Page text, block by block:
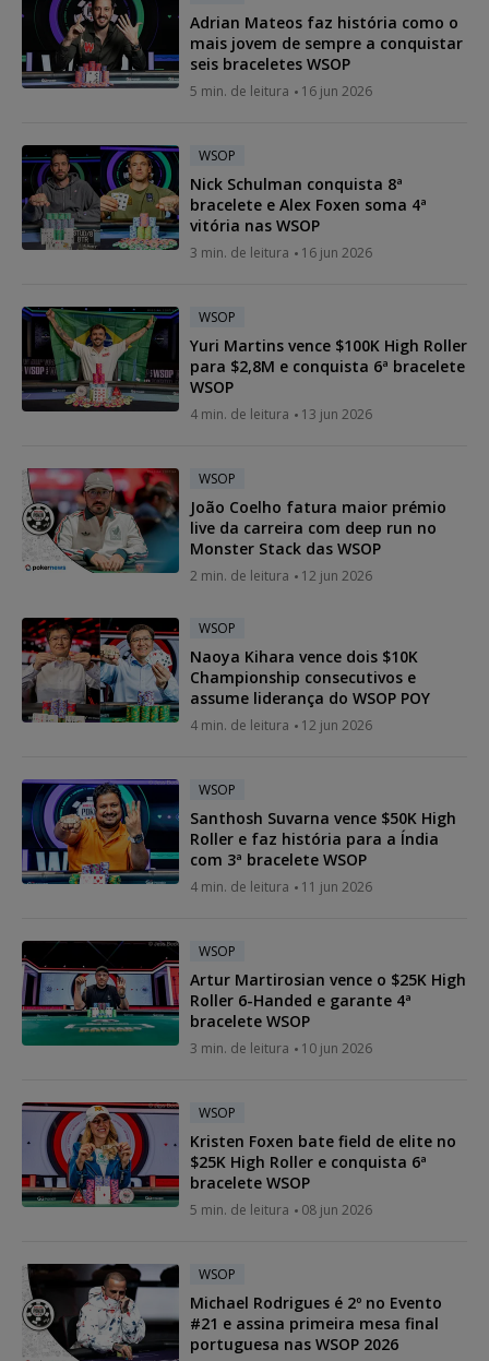
Adrian Mateos faz história como o
mais jovem de sempre a conquistar
seis braceletes WSOP
5 min. de leitura 16 jun 2026
WSOP
Nick Schulman conquista 8ª
bracelete e Alex Foxen soma 4ª
vitória nas WSOP
3 min. de leitura 16 jun 2026
WSOP
Yuri Martins vence $100K High Roller
para $2,8M e conquista 6ª bracelete
WSOP
4 min. de leitura 13 jun 2026
WSOP
João Coelho fatura maior prémio
live da carreira com deep run no
Monster Stack das WSOP
2 min. de leitura 12 jun 2026
WSOP
Naoya Kihara vence dois $10K
Championship consecutivos e
assume liderança do WSOP POY
4 min. de leitura 12 jun 2026
WSOP
Santhosh Suvarna vence $50K High
Roller e faz história para a Índia
com 3ª bracelete WSOP
4 min. de leitura 11 jun 2026
WSOP
Artur Martirosian vence o $25K High
Roller 6-Handed e garante 4ª
bracelete WSOP
3 min. de leitura 10 jun 2026
WSOP
Kristen Foxen bate field de elite no
$25K High Roller e conquista 6ª
bracelete WSOP
5 min. de leitura 08 jun 2026
WSOP
Michael Rodrigues é 2º no Evento
#21 e assina primeira mesa final
portuguesa nas WSOP 2026